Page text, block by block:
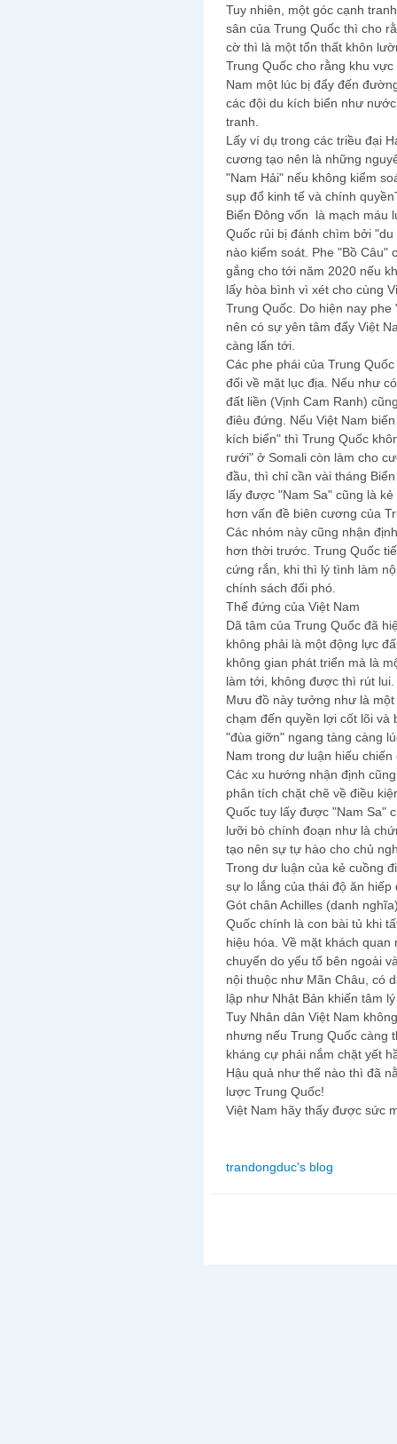
Tuy nhiên, một góc cạnh
sân của Trung Quốc thì cho
cờ thì là một tổn thất khôn
Trung Quốc cho rằng khu
Nam một lúc bị đẩy đến
các đội du kích biển như
tranh.
Lấy ví dụ trong các triều đại
cương tạo nên là những
"Nam Hải" nếu không kiểm
sụp đổ kinh tế và chính
Biển Đông vốn là mạch máu
Quốc rủi bị đánh chìm bởi
nào kiểm soát. Phe "Bồ Câu"
gắng cho tới năm 2020 nếu
lấy hòa bình vì xét cho cùng
Trung Quốc. Do hiện nay
nên có sự yên tâm đẩy Việt
càng lấn tới.
Các phe phái của Trung
đối về mặt lục địa. Nếu như
đất liền (Vịnh Cam Ranh)
điêu đứng. Nếu Việt Nam
kích biển" thì Trung Quốc
rưới" ở Somali còn làm cho
đầu, thì chỉ cần vài tháng
lấy được "Nam Sa" cũng là
hơn vấn đề biên cương của
Các nhóm này cũng nhận
hơn thời trước. Trung Quốc
cứng rắn, khi thì lý tình làm
chính sách đối phó.
Thế đứng của Việt Nam
Dã tâm của Trung Quốc đã
không phải là một động lực
không gian phát triển mà là
làm tới, không được thì rút lui.
Mưu đồ này tưởng như là
chạm đến quyền lợi cốt lõi và
"đùa giỡn" ngang tàng càng
Nam trong dư luận hiếu chiến
Các xu hướng nhận định
phân tích chặt chẽ về điều
Quốc tuy lấy được "Nam Sa"
lưỡi bò chính đoạn như là
tạo nên sự tự hào cho chủ
Trong dư luận của kẻ cuồng
sự lo lắng của thái độ ăn
Gót chân Achilles (danh
Quốc chính là con bài tủ khi
hiệu hóa. Về mặt khách
chuyển do yếu tố bên ngoài
nội thuộc như Mãn Châu, có
lập như Nhật Bản khiến tâm
Tuy Nhân dân Việt Nam
nhưng nếu Trung Quốc càng
kháng cự phải nắm chặt yết
Hậu quả như thế nào thì đã
lược Trung Quốc!
Việt Nam hãy thấy được sức
trandongduc's blog